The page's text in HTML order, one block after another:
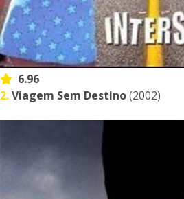
6.96
2.Viagem Sem Destino(2002)